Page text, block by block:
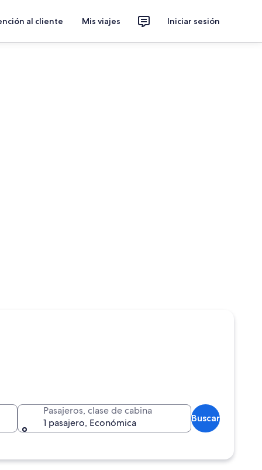
al cliente Mis viajes Iniciar sesión
Pasajeros, clase de cabina
1 pasajero, Económica
Buscar